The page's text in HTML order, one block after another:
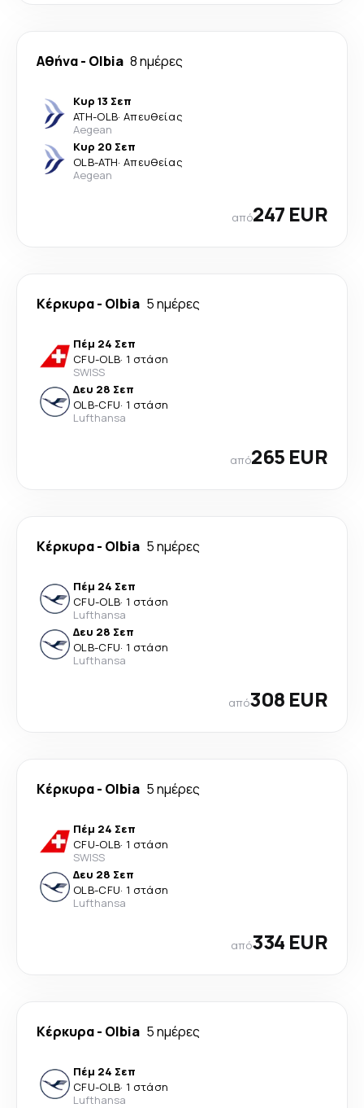
Αθήνα- Olbia 8 ημέρες
Κυρ 13 Σεπ
ATH-OLB· Απευθείας
Aegean
Κυρ 20 Σεπ
OLB-ATH· Απευθείας
Aegean
από247 EUR
Κέρκυρα- Olbia 5 ημέρες
Πέμ 24 Σεπ
CFU-OLB· 1 στάση
SWISS
Δευ 28 Σεπ
OLB-CFU· 1 στάση
Lufthansa
από265 EUR
Κέρκυρα- Olbia 5 ημέρες
Πέμ 24 Σεπ
CFU-OLB· 1 στάση
Lufthansa
Δευ 28 Σεπ
OLB-CFU· 1 στάση
Lufthansa
από308 EUR
Κέρκυρα- Olbia 5 ημέρες
Πέμ 24 Σεπ
CFU-OLB· 1 στάση
SWISS
Δευ 28 Σεπ
OLB-CFU· 1 στάση
Lufthansa
από334 EUR
Κέρκυρα- Olbia 5 ημέρες
Πέμ 24 Σεπ
CFU-OLB· 1 στάση
Lufthansa